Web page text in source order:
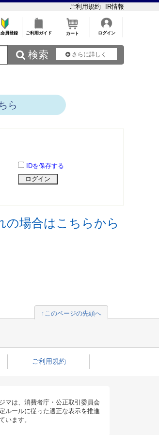
ご利用規約 IR情報
員登録 ご利用ガイド カート ログイン
 検索 さらに詳しく
ら
IDを保存する
場合はこちらから
↑このページの先頭へ
ご利用規約
マは、消費者庁・公正取引委員会
ルールに従った適正な表示を推進
います。